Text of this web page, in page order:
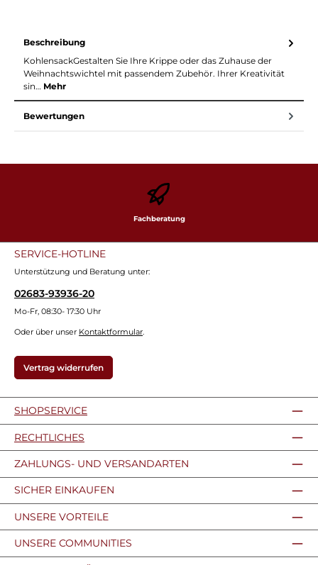
Beschreibung
KohlensackGestalten Sie Ihre Krippe oder das Zuhause der
Weihnachtswichtel mit passendem Zubehör. Ihrer Kreativität
sin… Mehr
Bewertungen
Fachberatung
SERVICE-HOTLINE
Unterstützung und Beratung unter:
02683-93936-20
Mo-Fr, 08:30- 17:30 Uhr
Oder über unser Kontaktformular.
Vertrag widerrufen
SHOPSERVICE
RECHTLICHES
ZAHLUNGS- UND VERSANDARTEN
SICHER EINKAUFEN
UNSERE VORTEILE
UNSERE COMMUNITIES